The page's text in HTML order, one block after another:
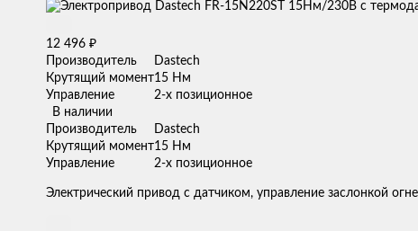
12 496 ₽
Производитель
Dastech
Крутящий момент15 Нм
Управление
2-х позиционное
В наличии
Производитель
Dastech
Крутящий момент15 Нм
Управление
2-х позиционное
Электрический привод с датчиком, управление заслонкой